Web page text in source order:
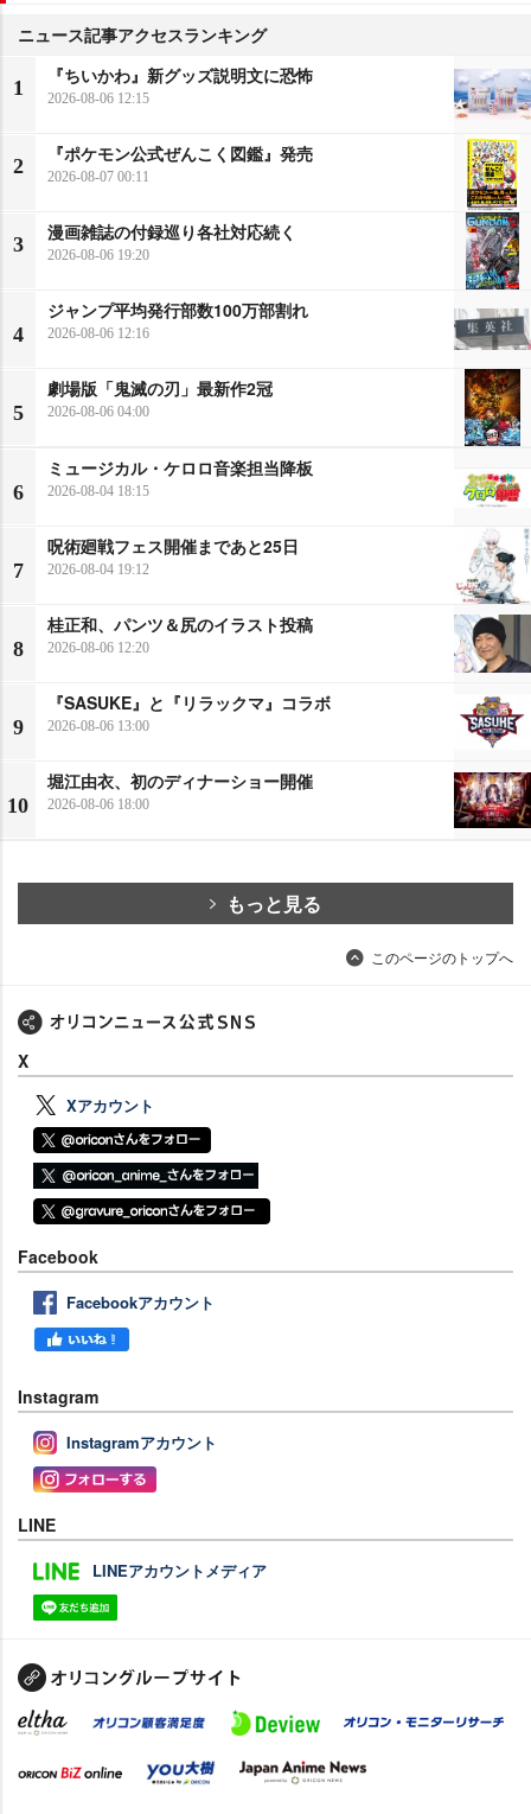
ニュース記事アクセスランキング
1
『ちいかわ』新グッズ説明文に恐怖
2026-08-06 12:15
2
『ポケモン公式ぜんこく図鑑』発売
2026-08-07 00:11
3
漫画雑誌の付録巡り各社対応続く
2026-08-06 19:20
4
ジャンプ平均発行部数100万部割れ
2026-08-06 12:16
5
劇場版「鬼滅の刃」最新作2冠
2026-08-06 04:00
6
ミュージカル・ケロロ音楽担当降板
2026-08-04 18:15
7
呪術廻戦フェス開催まであと25日
2026-08-04 19:12
8
桂正和、パンツ＆尻のイラスト投稿
2026-08-06 12:20
9
『SASUKE』と『リラックマ』コラボ
2026-08-06 13:00
10
堀江由衣、初のディナーショー開催
2026-08-06 18:00
もっと見る
このページのトップへ
X
Xアカウント
Facebook
Facebookアカウント
Instagram
Instagramアカウント
LINE
LINEアカウントメディア